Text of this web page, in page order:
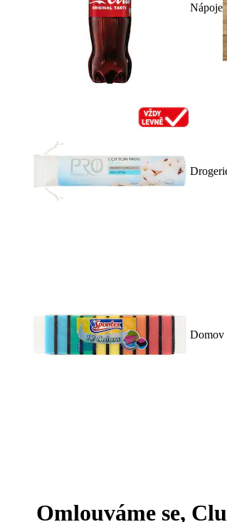
Nápoje
Domov
Omlouváme se,